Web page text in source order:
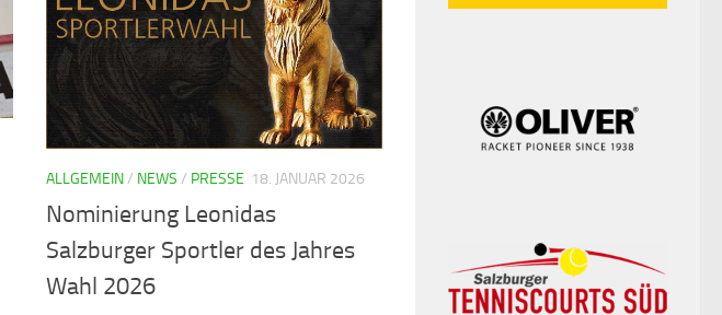
ALLGEMEIN/ NEWS / PRESSE 18. JANUAR 2026
Nominierung Leonidas
Salzburger Sportler des Jahres
Wahl 2026